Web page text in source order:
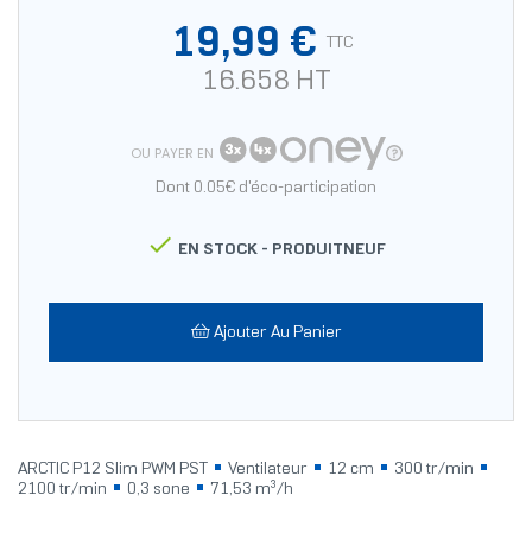
19,99 € TTC
16.658 HT
OU PAYER EN
Dont 0.05€ d'éco-participation
 EN STOCK - PRODUITNEUF
Ajouter Au Panier
ARCTIC P12 Slim PWM PST Ventilateur 12 cm
300 tr/min
2100 tr/min
0,3 sone 71,53 m³/h